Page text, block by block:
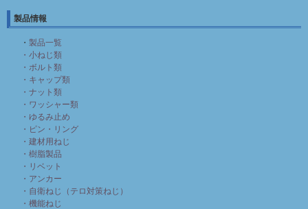
製品情報
・ 製品一覧
・小ねじ類
・ボルト類
・キャップ類
・ナット類
・ワッシャー類
・ゆるみ止め
・ピン・リング
・建材用ねじ
・樹脂製品
・リベット
・アンカー
・自衛ねじ（テロ対策ねじ）
・機能ねじ